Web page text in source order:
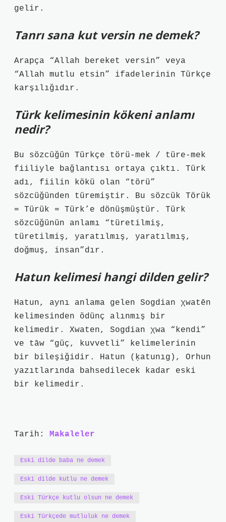
gelir.
Tanrı sana kut versin ne demek?
Arapça “Allah bereket versin” veya
“Allah mutlu etsin” ifadelerinin Türkçe
karşılığıdır.
Türk kelimesinin kökeni anlamı
nedir?
Bu sözcüğün Türkçe törü-mek / türe-mek
fiiliyle bağlantısı ortaya çıktı. Türk
adı, fiilin kökü olan “törü”
sözcüğünden türemiştir. Bu sözcük Törük
= Türük = Türk’e dönüşmüştür. Türk
sözcüğünün anlamı “türetilmiş,
türetilmiş, yaratılmış, yaratılmış,
doğmuş, insan”dır.
Hatun kelimesi hangi dilden gelir?
Hatun, aynı anlama gelen Sogdian χwatēn
kelimesinden ödünç alınmış bir
kelimedir. Xwaten, Sogdian χwa “kendi”
ve tāw “güç, kuvvetli” kelimelerinin
bir bileşiğidir. Hatun (ḳatunıg), Orhun
yazıtlarında bahsedilecek kadar eski
bir kelimedir.
Tarih: Makaleler
Eski dilde baba ne demek
Eski dilde kutlu ne demek
Eski Türkçe kutlu olsun ne demek
Eski Türkçede mutluluk ne demek